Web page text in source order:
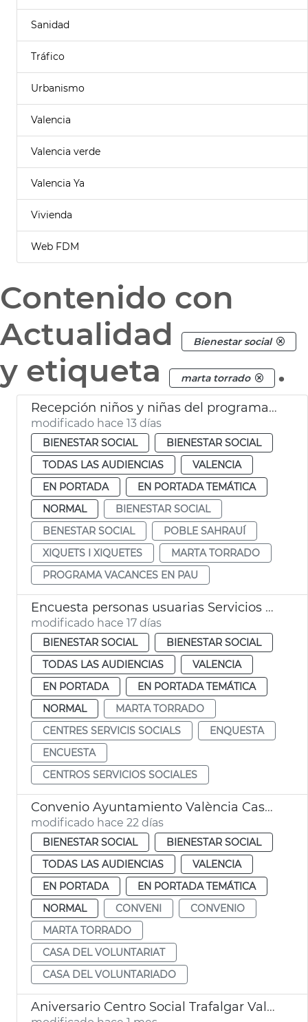
Sanidad
Tráfico
Urbanismo
Valencia
Valencia verde
Valencia Ya
Vivienda
Web FDM
Contenido con
Actualidad
Bienestar social
y etiqueta marta torrado .
Recepción niños y niñas del programa Vacances en Pau
modificado hace 13 días
BIENESTAR SOCIAL
BIENESTAR SOCIAL
TODAS LAS AUDIENCIAS
VALENCIA
EN PORTADA
EN PORTADA TEMÁTICA
NORMAL
BIENESTAR SOCIAL
BENESTAR SOCIAL
POBLE SAHRAUÍ
XIQUETS I XIQUETES
MARTA TORRADO
PROGRAMA VACANCES EN PAU
Encuesta personas usuarias Servicios Sociales València
modificado hace 17 días
BIENESTAR SOCIAL
BIENESTAR SOCIAL
TODAS LAS AUDIENCIAS
VALENCIA
EN PORTADA
EN PORTADA TEMÁTICA
NORMAL
MARTA TORRADO
CENTRES SERVICIS SOCIALS
ENQUESTA
ENCUESTA
CENTROS SERVICIOS SOCIALES
Convenio Ayuntamiento València Casa del Voluntariado
modificado hace 22 días
BIENESTAR SOCIAL
BIENESTAR SOCIAL
TODAS LAS AUDIENCIAS
VALENCIA
EN PORTADA
EN PORTADA TEMÁTICA
NORMAL
CONVENI
CONVENIO
MARTA TORRADO
CASA DEL VOLUNTARIAT
CASA DEL VOLUNTARIADO
Aniversario Centro Social Trafalgar València